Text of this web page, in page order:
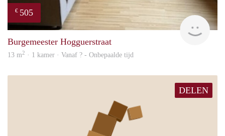
€ 505
rent
Burgemeester Hogguerstraat
13 m2 · 1 kamer · Vanaf ? - Onbepaalde tijd
DELEN